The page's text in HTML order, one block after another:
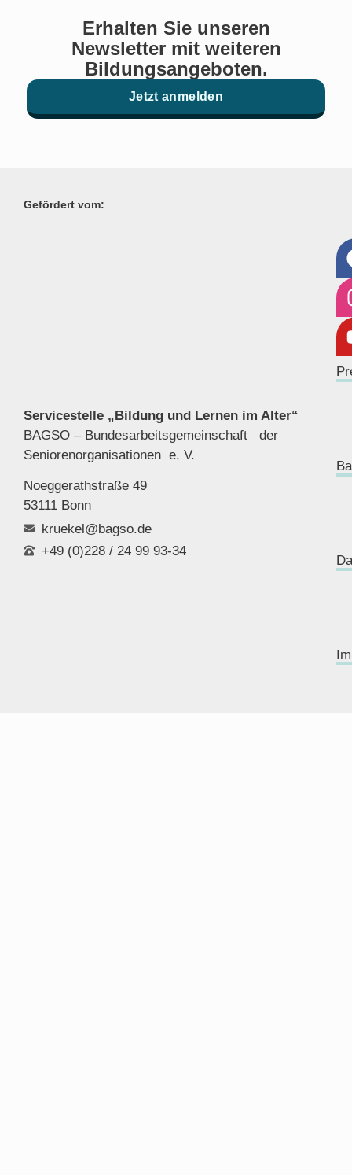
Erhalten Sie unseren
Newsletter mit weiteren
Bildungsangeboten.
Jetzt anmelden
Gefördert vom:
Servicestelle „Bildung und Lernen im Alter“
BAGSO – Bundesarbeitsgemeinschaft der
Seniorenorganisationen e. V.
Noeggerathstraße 49
53111 Bonn
kruekel@bagso.de
+49 (0)228 / 24 99 93-34